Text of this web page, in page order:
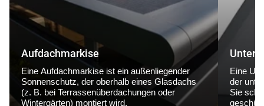
Aufdachmarkise
Eine Aufdachmarkise ist ein außenliegender
Sonnenschutz, der oberhalb eines Glasdachs
(z. B. bei Terrassenüberdachungen oder
Wintergärten) montiert wird.
Eine
der
Sie